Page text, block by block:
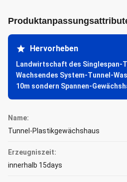
Hervorheben
Landwirtschaft des Singlespan-
Wachsendes System-Tunnel-
10m sondern Spannen-
Name:
Tunnel-Plastikgewächshaus
Erzeugniszeit:
innerhalb 15days